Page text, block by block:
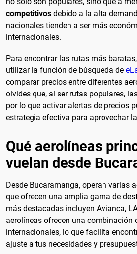
competitivos debido a la alta
nacionales tienden a ser más
internacionales.
Para encontrar las rutas más
utilizar la función de búsqueda de
comparar precios entre diferentes
olvides que, al ser rutas populares,
por lo que activar alertas de precios
estrategia efectiva para aprovechar
Qué aerolíneas
vuelan desde
Desde Bucaramanga, operan varias
que ofrecen una amplia gama de
más destacadas incluyen Avianca,
aerolíneas ofrecen una combinación
internacionales, lo que facilita
ajuste a tus necesidades y